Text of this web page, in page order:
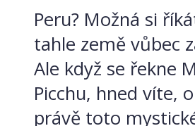
Peru? Možná si
tahle země vůbec
Ale když se řekne
Picchu, hned víte,
právě toto